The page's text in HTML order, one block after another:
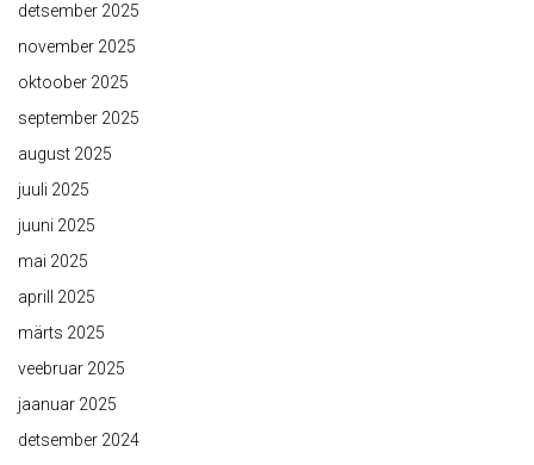
detsember 2025
november 2025
oktoober 2025
september 2025
august 2025
juuli 2025
juuni 2025
mai 2025
aprill 2025
märts 2025
veebruar 2025
jaanuar 2025
detsember 2024